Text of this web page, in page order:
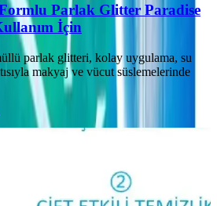
Parlak Glitter Paradise
İçin
parlak glitteri, kolay uygulama, su
makyaj ve vücut süslemelerinde